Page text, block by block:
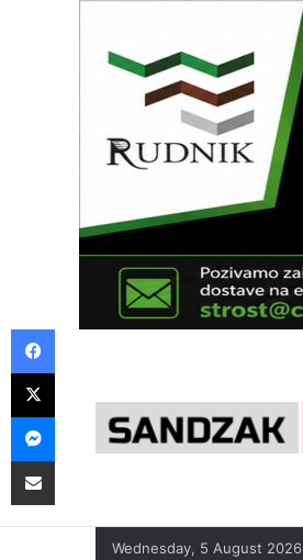
Wednesday, 5 August 2026
Facebook
X
Messenger
Pošalji preko E-Maila